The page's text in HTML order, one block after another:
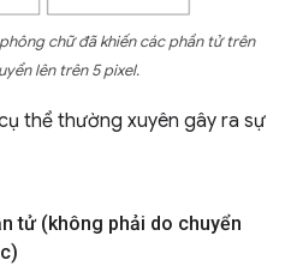
chữ đã khiến các phần tử trên
lên trên 5 pixel.
thể thường xuyên gây ra sự
tử (không phải do chuyển